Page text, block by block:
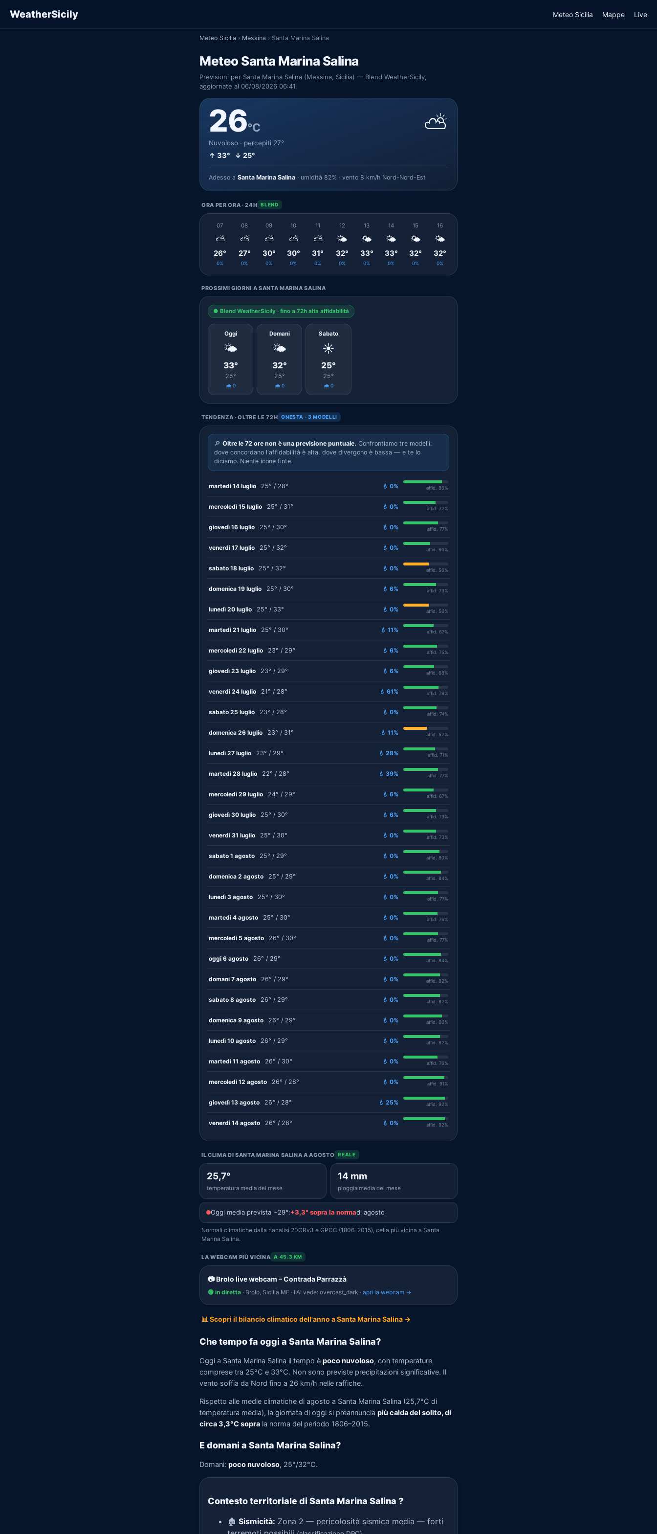
WeatherSicily Meteo Sicilia Mappe Live
Meteo Sicilia › Messina › Santa Marina Salina
Meteo Santa Marina Salina
Previsioni per Santa Marina Salina (Messina, Sicilia) — Blend WeatherSicily,
aggiornate al 06/08/2026 06:41.
26°C
Nuvoloso · percepiti 27°
↑ 33° ↓ 25°
⛅
Adesso a Santa Marina Salina · umidità 82% · vento 8 km/h Nord-Nord-Est
ORA PER ORA · 24H BLEND
07
⛅
26°
0%
08
⛅
27°
0%
09
⛅
30°
0%
10
⛅
30°
0%
11
⛅
31°
0%
12
🌤️
32°
0%
13
🌤️
33°
0%
14
🌤️
33°
0%
15
🌤️
32°
0%
16
🌤️
32°
0%
PROSSIMI GIORNI A SANTA MARINA SALINA
● Blend WeatherSicily · fino a 72h alta affidabilità
Oggi
🌤️
33°
25°
🌧️ 0
Domani
🌤️
32°
25°
🌧️ 0
Sabato
☀️
25°
25°
🌧️ 0
TENDENZA · OLTRE LE 72H ONESTA · 3 MODELLI
🔎 Oltre le 72 ore non è una previsione puntuale. Confrontiamo tre modelli:
dove concordano l'affidabilità è alta, dove divergono è bassa — e te lo
diciamo. Niente icone finte.
martedì 14 luglio 25° / 28° 💧 0% affid. 86%
mercoledì 15 luglio 25° / 31° 💧 0% affid. 72%
giovedì 16 luglio 25° / 30° 💧 0% affid. 77%
venerdì 17 luglio 25° / 32° 💧 0% affid. 60%
sabato 18 luglio 25° / 32° 💧 0% affid. 56%
domenica 19 luglio 25° / 30° 💧 6% affid. 73%
lunedì 20 luglio 25° / 33° 💧 0% affid. 56%
martedì 21 luglio 25° / 30° 💧 11% affid. 67%
mercoledì 22 luglio 23° / 29° 💧 6% affid. 75%
giovedì 23 luglio 23° / 29° 💧 6% affid. 68%
venerdì 24 luglio 21° / 28° 💧 61% affid. 78%
sabato 25 luglio 23° / 28° 💧 0% affid. 74%
domenica 26 luglio 23° / 31° 💧 11% affid. 52%
lunedì 27 luglio 23° / 29° 💧 28% affid. 71%
martedì 28 luglio 22° / 28° 💧 39% affid. 77%
mercoledì 29 luglio 24° / 29° 💧 6% affid. 67%
giovedì 30 luglio 25° / 30° 💧 6% affid. 73%
venerdì 31 luglio 25° / 30° 💧 0% affid. 73%
sabato 1 agosto 25° / 29° 💧 0% affid. 80%
domenica 2 agosto 25° / 29° 💧 0% affid. 84%
lunedì 3 agosto 25° / 30° 💧 0% affid. 77%
martedì 4 agosto 25° / 30° 💧 0% affid. 76%
mercoledì 5 agosto 26° / 30° 💧 0% affid. 77%
oggi 6 agosto 26° / 29° 💧 0% affid. 84%
domani 7 agosto 26° / 29° 💧 0% affid. 82%
sabato 8 agosto 26° / 29° 💧 0% affid. 82%
domenica 9 agosto 26° / 29° 💧 0% affid. 86%
lunedì 10 agosto 26° / 29° 💧 0% affid. 82%
martedì 11 agosto 26° / 30° 💧 0% affid. 76%
mercoledì 12 agosto 26° / 28° 💧 0% affid. 91%
giovedì 13 agosto 26° / 28° 💧 25% affid. 92%
venerdì 14 agosto 26° / 28° 💧 0% affid. 92%
IL CLIMA DI SANTA MARINA SALINA A AGOSTO REALE
25,7°
temperatura media del mese
14 mm
pioggia media del mese
Oggi media prevista ~29°:+3,3° sopra la normadi agosto
Normali climatiche dalla rianalisi 20CRv3 e GPCC (1806–2015), cella più vicina a Santa
Marina Salina.
LA WEBCAM PIÙ VICINA A 45.3 KM
📷 Brolo live webcam – Contrada Parrazzà
🟢 in diretta · Brolo, Sicilia ME · l'AI vede: overcast_dark · apri la webcam →
📊 Scopri il bilancio climatico dell'anno a Santa Marina Salina →
Che tempo fa oggi a Santa Marina Salina?
Oggi a Santa Marina Salina il tempo è poco nuvoloso, con temperature
comprese tra 25°C e 33°C. Non sono previste precipitazioni significative. Il
vento soffia da Nord fino a 26 km/h nelle raffiche.
Rispetto alle medie climatiche di agosto a Santa Marina Salina (25,7°C di
temperatura media), la giornata di oggi si preannuncia più calda del solito, di
circa 3,3°C sopra la norma del periodo 1806–2015.
E domani a Santa Marina Salina?
Domani: poco nuvoloso, 25°/32°C.
Contesto territoriale di Santa Marina Salina ?
🏚️ Sismicità: Zona 2 — pericolosità sismica media — forti